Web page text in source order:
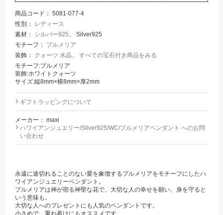
商品コード： 5081-077-4
性別：
レディース
素材： シルバー925、 Silver925
モチーフ： プルメリア
装飾： クォーツ 水晶、 すべての宝石付き商品をみる
モチーフ:プルメリア
装飾:ホワイトクォーツ
サイズ:縦8mm×横8mm×厚2mm
ギフトラッピングについて
メーカー： maxi
ハワイアンジュエリー/Silver925/WC/プルメリアペンダント へのお問
い合わせ
永遠に途切れることのない愛を象徴するプルメリアをモチーフにしたハ
ワイアンジュエリーペンダント。
プルメリアは神が宿る神聖な花で、大切な人の幸せを願い、身を守ると
いう意味も。
大切な人へのプレゼントにも人気のペンダントです。
小さめで、重ね着けにもオススメです。